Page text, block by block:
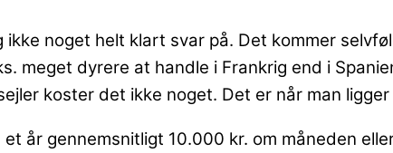
noget helt klart svar på. Det kommer
meget dyrere at handle i Frankrig end i
koster det ikke noget. Det er når man
år gennemsnitligt 10.000 kr. om måneden